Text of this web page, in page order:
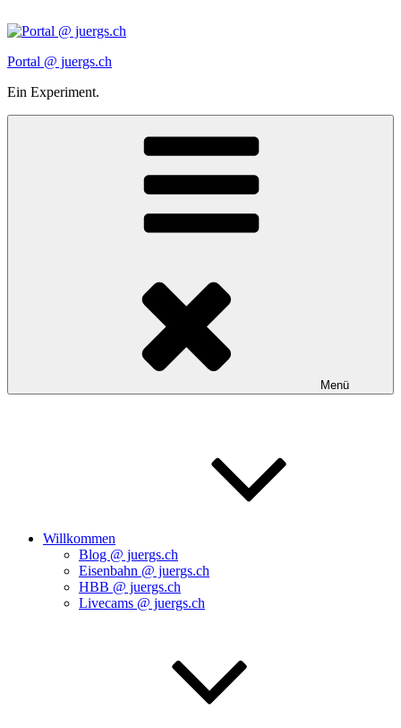
Inhalt
Portal @ juergs.ch
Ein Experiment.
Menü
Willkommen
Blog @ juergs.ch
Eisenbahn @ juergs.ch
HBB @ juergs.ch
Livecams @ juergs.ch